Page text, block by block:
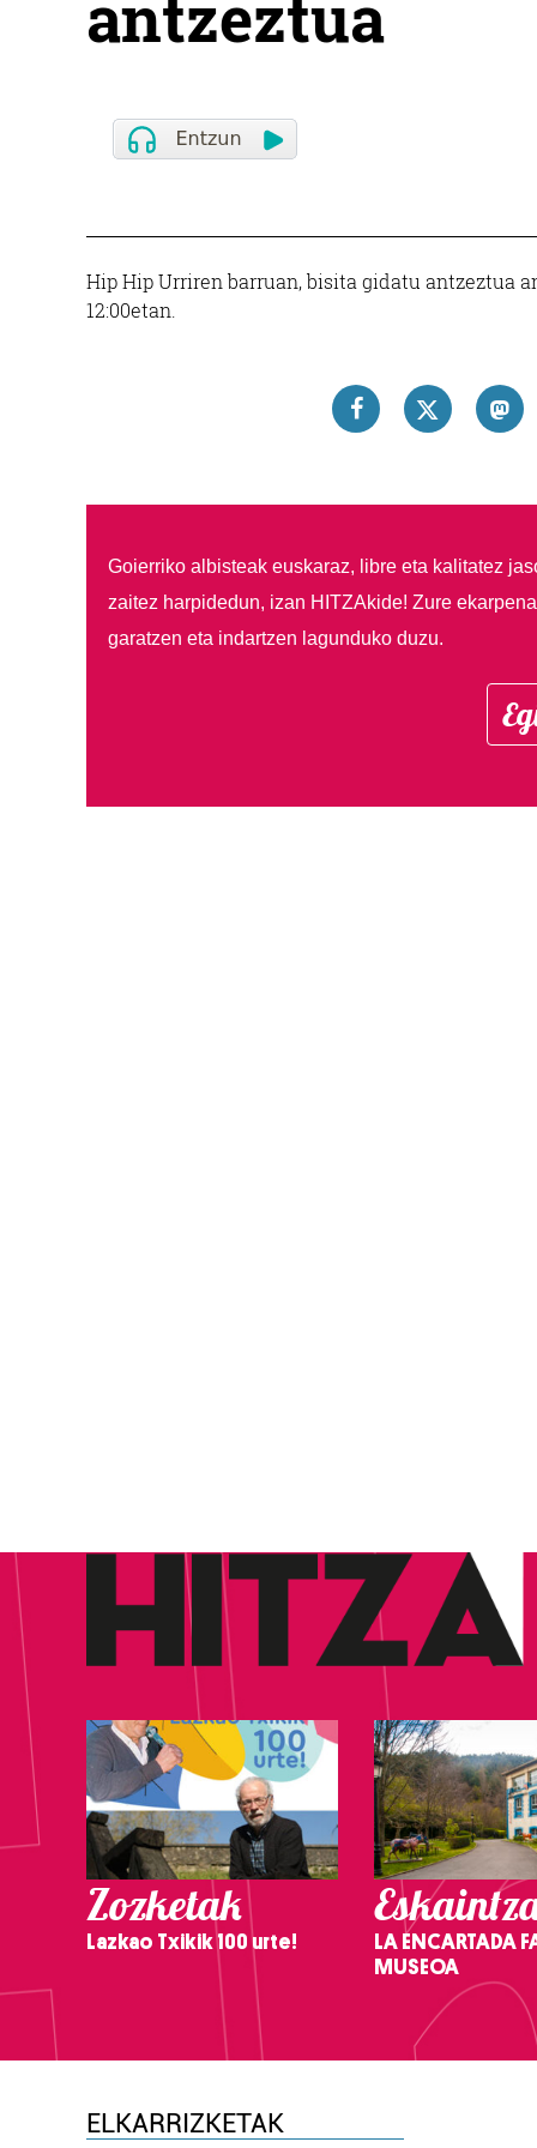
antzeztua
Hip Hip Urriren barruan, bisita gidatu antzeztua
12:00etan.
Goierriko albisteak euskaraz, libre eta kalitatez
zaitez harpidedun, izan HITZAkide! Zure
garatzen eta indartzen lagunduko duzu.
Zozketak
Lazkao Txikik 100 urte!
LA ENCARTADA
MUSEOA
ELKARRIZKETAK